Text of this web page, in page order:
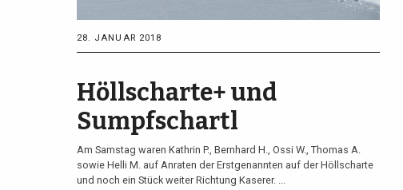
28. JANUAR 2018
Höllscharte+ und
Sumpfschartl
Am Samstag waren Kathrin P., Bernhard H., Ossi W., Thomas A.
sowie Helli M. auf Anraten der Erstgenannten auf der Höllscharte
und noch ein Stück weiter Richtung Kaserer. ...